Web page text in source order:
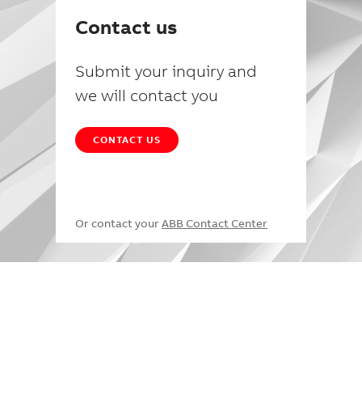
Contact us
Submit your inquiry and
we will contact you
CONTACT US
Or contact your ABB Contact Center